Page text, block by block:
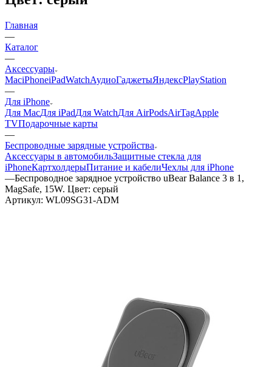
Главная
—
Каталог
—
Аксессуары
MaciPhoneiPadWatchАудиоГаджетыЯндексPlayStation
—
Для iPhone
Для MacДля iPadДля WatchДля AirPodsAirTagApple
TVПодарочные карты
—
Беспроводные зарядные устройства
Аксессуары в автомобильЗащитные стекла для
iPhoneКартхолдерыПитание и кабелиЧехлы для iPhone
—Беспроводное зарядное устройство uBear Balance 3 в 1,
MagSafe, 15W. Цвет: серый
Артикул: WL09SG31-ADM